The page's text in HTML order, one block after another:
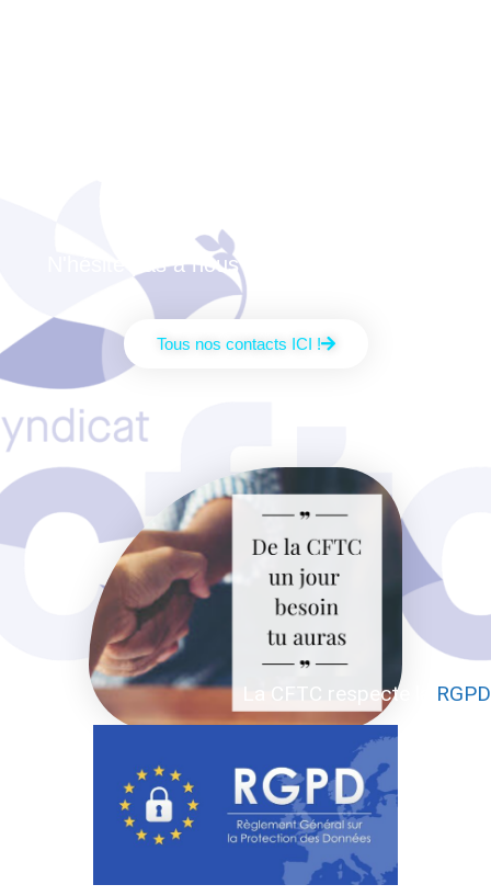
N'hésite pas à nous joindre directement !
Tous nos contacts ICI !
La CFTC respecte la RGPD